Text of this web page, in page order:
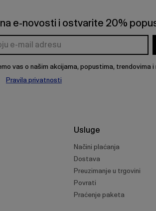
e-novosti i ostvarite 20%
vas o našim akcijama, popustima, trendovima i
Pravila privatnosti
Usluge
Načini plaćanja
Dostava
Preuzimanje u trgovini
Povrati
Praćenje paketa